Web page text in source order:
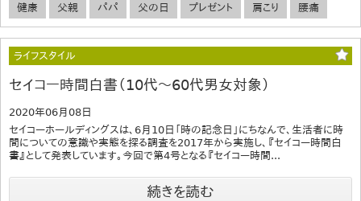
健康 父親 パパ 父の日 プレゼント 肩こり 腰痛
ライフスタイル
セイコー時間白書（10代～60代男女対象）
2020年06月08日
セイコーホールディングスは、6月10日「時の記念日」にちなんで、生活者に時
間についての意識や実態を探る調査を2017年から実施し、『セイコー時間白
書』として発表しています。今回で第4号となる『セイコー時間...
続きを読む